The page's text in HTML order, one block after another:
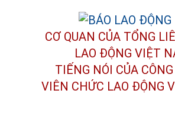
CƠ QUAN CỦA TỔNG
LAO ĐỘNG VIỆT
TIẾNG NÓI CỦA
VIÊN CHỨC LAO ĐỘNG